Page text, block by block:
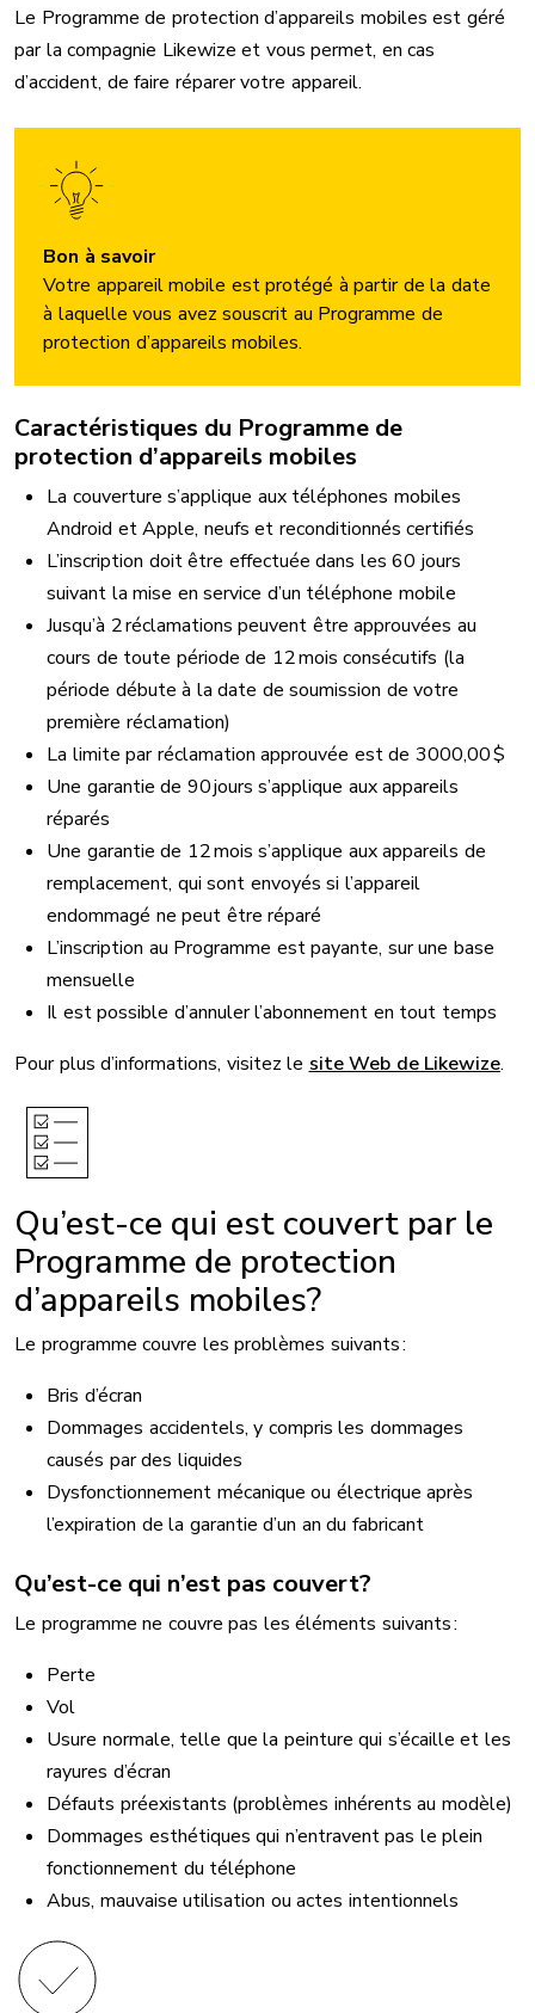
Le Programme de protection d’appareils mobiles est géré
par la compagnie Likewize et vous permet, en cas
d’accident, de faire réparer votre appareil.
Bon à savoir
Votre appareil mobile est protégé à partir de la date
à laquelle vous avez souscrit au Programme de
protection d’appareils mobiles.
Caractéristiques du Programme de
protection d’appareils mobiles
La couverture s’applique aux téléphones mobiles
Android et Apple, neufs et reconditionnés certifiés
L’inscription doit être effectuée dans les 60 jours
suivant la mise en service d’un téléphone mobile
Jusqu’à 2 réclamations peuvent être approuvées au
cours de toute période de 12 mois consécutifs (la
période débute à la date de soumission de votre
première réclamation)
La limite par réclamation approuvée est de 3000,00 $
Une garantie de 90 jours s’applique aux appareils
réparés
Une garantie de 12 mois s’applique aux appareils de
remplacement, qui sont envoyés si l’appareil
endommagé ne peut être réparé
L’inscription au Programme est payante, sur une base
mensuelle
Il est possible d’annuler l’abonnement en tout temps
Pour plus d’informations, visitez le site Web de Likewize.
Qu’est-ce qui est couvert par le
Programme de protection
d’appareils mobiles?
Le programme couvre les problèmes suivants :
Bris d’écran
Dommages accidentels, y compris les dommages
causés par des liquides
Dysfonctionnement mécanique ou électrique après
l’expiration de la garantie d’un an du fabricant
Qu’est-ce qui n’est pas couvert?
Le programme ne couvre pas les éléments suivants :
Perte
Vol
Usure normale, telle que la peinture qui s’écaille et les
rayures d’écran
Défauts préexistants (problèmes inhérents au modèle)
Dommages esthétiques qui n’entravent pas le plein
fonctionnement du téléphone
Abus, mauvaise utilisation ou actes intentionnels
Image